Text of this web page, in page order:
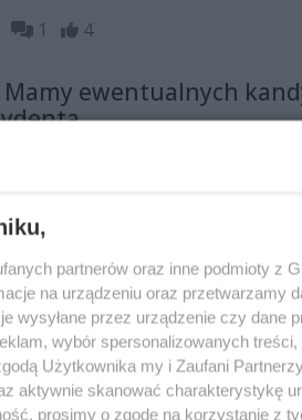
1 4
Mamy ewentualnych
Radia Rekord i telewizji
Duszyk. Skomentował między
1
Nie można lotnisk
jabłek
Radia Rekord i Telewizji
Podsumował Raport NIK
roszczeń o subwencję
partnerów oraz inne podmioty z
na urządzeniu oraz przetwarzamy
wysyłane przez urządzenie czy dane
wybór spersonalizowanych
Użytkownika my i Zaufani
aktywnie skanować charakterystykę
prosimy o zgodę na korzystanie z